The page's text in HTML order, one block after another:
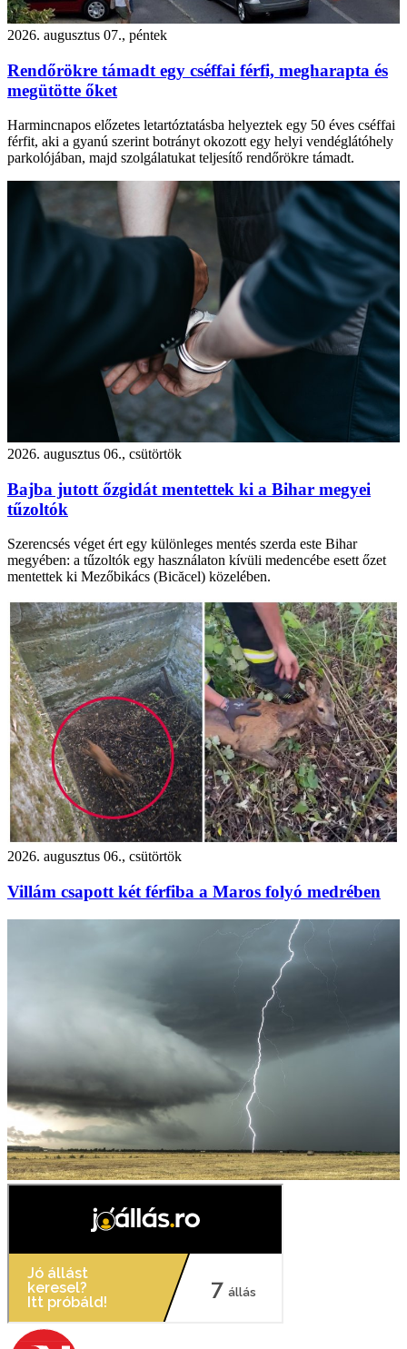
2026. augusztus 07., péntek
Rendőrökre támadt egy cséffai férfi, megharapta és
megütötte őket
Harmincnapos előzetes letartóztatásba helyeztek egy 50 éves cséffai
férfit, aki a gyanú szerint botrányt okozott egy helyi vendéglátóhely
parkolójában, majd szolgálatukat teljesítő rendőrökre támadt.
2026. augusztus 06., csütörtök
Bajba jutott őzgidát mentettek ki a Bihar megyei
tűzoltók
Szerencsés véget ért egy különleges mentés szerda este Bihar
megyében: a tűzoltók egy használaton kívüli medencébe esett őzet
mentettek ki Mezőbikács (Bicăcel) közelében.
2026. augusztus 06., csütörtök
Villám csapott két férfiba a Maros folyó medrében